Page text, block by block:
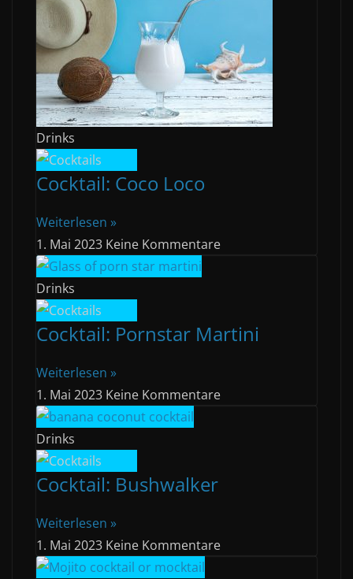
Drinks
Cocktail: Coco Loco
Weiterlesen »
1. Mai 2023 Keine Kommentare
Drinks
Cocktail: Pornstar Martini
Weiterlesen »
1. Mai 2023 Keine Kommentare
Drinks
Cocktail: Bushwalker
Weiterlesen »
1. Mai 2023 Keine Kommentare